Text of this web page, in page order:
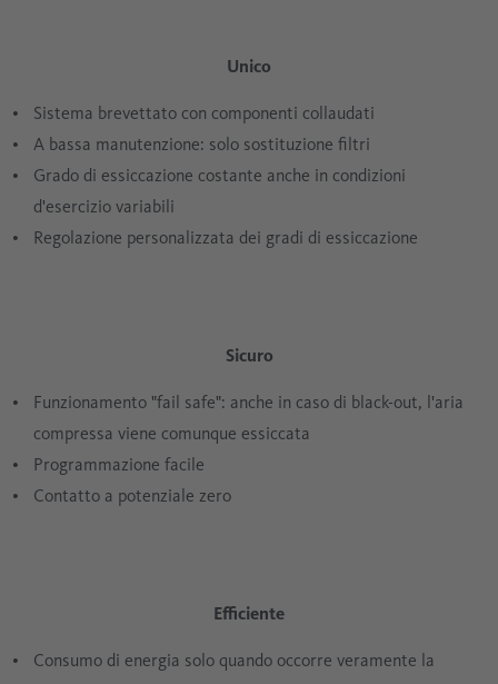
Unico
Sistema brevettato con componenti collaudati
A bassa manutenzione: solo sostituzione filtri
Grado di essiccazione costante anche in condizioni
d'esercizio variabili
Regolazione personalizzata dei gradi di essiccazione
Sicuro
Funzionamento "fail safe": anche in caso di black-out, l'aria
compressa viene comunque essiccata
Programmazione facile
Contatto a potenziale zero
Efficiente
Consumo di energia solo quando occorre veramente la